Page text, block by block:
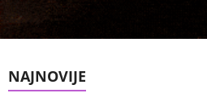
NAJNOVIJE